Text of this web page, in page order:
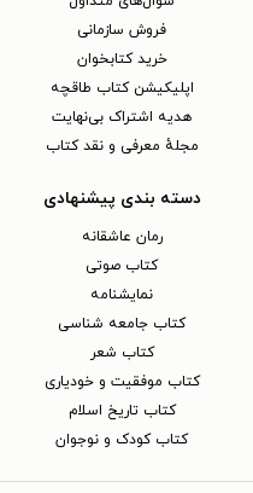
فروش سازمانی
خرید کتابخوان
اپلیکیشن کتاب طاقچه
هدیه اشتراک بی‌نهایت
مجلهٔ معرفی و نقد کتاب
دسته بندی پیشنهادی
رمان عاشقانه
کتاب‌ صوتی
نمایشنامه
کتاب جامعه شناسی
کتاب شعر
کتاب موفقیت و خودیاری
کتاب تاریخ اسلام
کتاب کودک و نوجوان